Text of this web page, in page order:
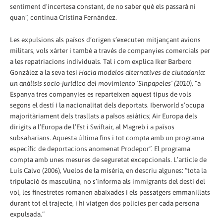
sentiment d’incertesa constant, de no saber què els passarà ni
quan”, continua Cristina Fernández.
Les expulsions als països d’origen s’executen mitjançant avions
militars, vols xàrter i també a través de companyies comercials per
a les repatriacions individuals. Tal i com explica Iker Barbero
González a la seva tesi Hacia modelos alternatives de ciutadanía:
un análisis socio-jurídico del movimiento ‘Sinpapeles’ (2010), “a
Espanya tres companyies es reparteixen aquest tipus de vols
segons el destí i la nacionalitat dels deportats. Iberworld s’ocupa
majoritàriament dels trasllats a països asiàtics; Air Europa dels
dirigits a l’Europa de l’Est i Swiftair, al Magreb i a països
subsaharians. Aquesta última fins i tot compta amb un programa
específic de deportacions anomenat Prodepor”. El programa
compta amb unes mesures de seguretat excepcionals. L’article de
Luís Calvo (2006), Vuelos de la misèria, en descriu algunes: “tota la
tripulació és masculina, no s’informa als immigrants del destí del
vol, les finestretes romanen abaixades i els passatgers emmanillats
durant tot el trajecte, i hi viatgen dos policies per cada persona
expulsada.”